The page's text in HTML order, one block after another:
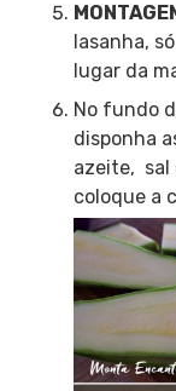
lasanha,
lugar da
No fundo
disponha
azeite, sal
coloque a